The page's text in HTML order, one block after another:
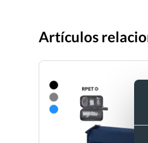
Artículos